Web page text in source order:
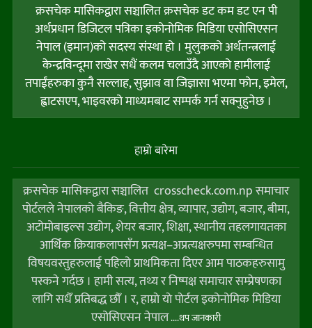
क्रसचेक मासिकद्वारा सञ्चालित क्रसचेक डट कम डट एन पी
अर्थप्रधान डिजिटल पत्रिका इकोनोमिक मिडिया एसोसिएसन
नेपाल (इमान)को सदस्य संस्था हो । मुलुकको अर्थतन्त्रलाई
केन्द्रविन्दूमा राखेर सधैं कलम चलाउँदै आएको हामीलाई
तपाईंहरुका कुनै सल्लाह, सुझाव वा जिज्ञासा भएमा फोन, इमेल,
ह्वाटसएप, भाइवरको माध्यमबाट सम्पर्क गर्न सक्नुहुनेछ ।
हाम्राे बारेमा
क्रसचेक मासिकद्वारा सञ्चालित crosscheck.com.np समाचार
पोर्टलले नेपालको बैकिङ, वित्तीय क्षेत्र, व्यापार, उद्योग, बजार, बीमा,
अटोमोबाइल्स उद्योग, शेयर बजार, शिक्षा, स्थानीय तहलगायतका
आर्थिक क्रियाकलापसँग प्रत्यक्ष–अप्रत्यक्षरुपमा सम्बन्धित
विषयवस्तुहरुलाई पहिलो प्राथमिकता दिएर आम पाठकहरुसामु
पस्कने गर्दछ । हामी सत्य, तथ्य र निष्पक्ष समाचार सम्प्रेषणका
लागि सधैँ प्रतिबद्ध छौँ । र, हाम्राे याे पाेर्टल इकोनोमिक मिडिया
एसोसिएसन नेपाल....थप जानकारी